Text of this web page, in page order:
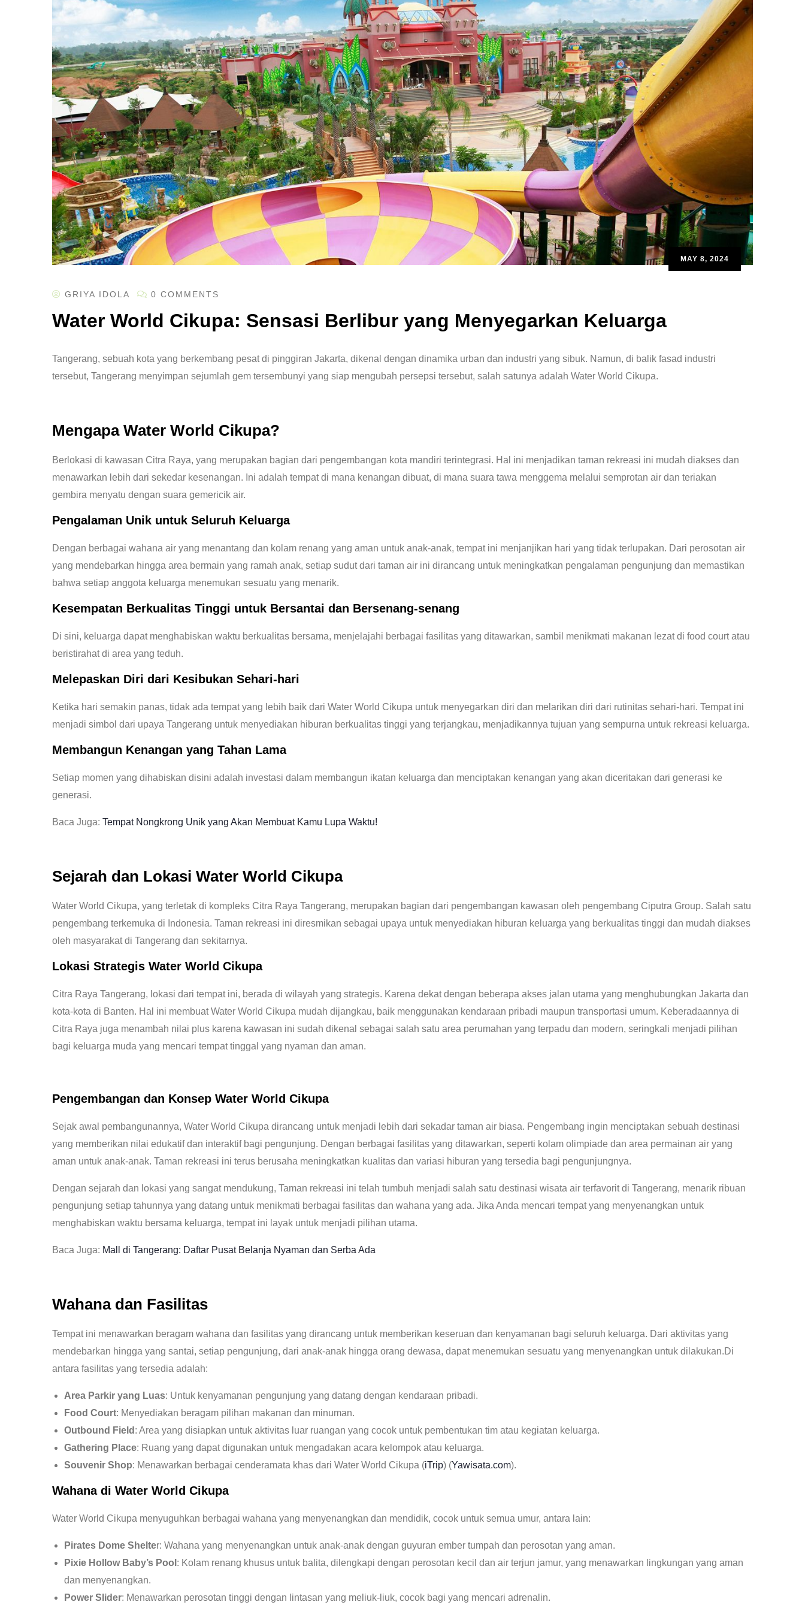
MAY 8, 2024
GRIYA IDOLA 0 COMMENTS
Water World Cikupa: Sensasi Berlibur yang Menyegarkan Keluarga
Tangerang, sebuah kota yang berkembang pesat di pinggiran Jakarta, dikenal dengan dinamika urban dan industri yang sibuk. Namun, di balik fasad industri
tersebut, Tangerang menyimpan sejumlah gem tersembunyi yang siap mengubah persepsi tersebut, salah satunya adalah Water World Cikupa.
Mengapa Water World Cikupa?
Berlokasi di kawasan Citra Raya, yang merupakan bagian dari pengembangan kota mandiri terintegrasi. Hal ini menjadikan taman rekreasi ini mudah diakses dan
menawarkan lebih dari sekedar kesenangan. Ini adalah tempat di mana kenangan dibuat, di mana suara tawa menggema melalui semprotan air dan teriakan
gembira menyatu dengan suara gemericik air.
Pengalaman Unik untuk Seluruh Keluarga
Dengan berbagai wahana air yang menantang dan kolam renang yang aman untuk anak-anak, tempat ini menjanjikan hari yang tidak terlupakan. Dari perosotan air
yang mendebarkan hingga area bermain yang ramah anak, setiap sudut dari taman air ini dirancang untuk meningkatkan pengalaman pengunjung dan memastikan
bahwa setiap anggota keluarga menemukan sesuatu yang menarik.
Kesempatan Berkualitas Tinggi untuk Bersantai dan Bersenang-senang
Di sini, keluarga dapat menghabiskan waktu berkualitas bersama, menjelajahi berbagai fasilitas yang ditawarkan, sambil menikmati makanan lezat di food court atau
beristirahat di area yang teduh.
Melepaskan Diri dari Kesibukan Sehari-hari
Ketika hari semakin panas, tidak ada tempat yang lebih baik dari Water World Cikupa untuk menyegarkan diri dan melarikan diri dari rutinitas sehari-hari. Tempat ini
menjadi simbol dari upaya Tangerang untuk menyediakan hiburan berkualitas tinggi yang terjangkau, menjadikannya tujuan yang sempurna untuk rekreasi keluarga.
Membangun Kenangan yang Tahan Lama
Setiap momen yang dihabiskan disini adalah investasi dalam membangun ikatan keluarga dan menciptakan kenangan yang akan diceritakan dari generasi ke
generasi.
Baca Juga: Tempat Nongkrong Unik yang Akan Membuat Kamu Lupa Waktu!
Sejarah dan Lokasi Water World Cikupa
Water World Cikupa, yang terletak di kompleks Citra Raya Tangerang, merupakan bagian dari pengembangan kawasan oleh pengembang Ciputra Group. Salah satu
pengembang terkemuka di Indonesia. Taman rekreasi ini diresmikan sebagai upaya untuk menyediakan hiburan keluarga yang berkualitas tinggi dan mudah diakses
oleh masyarakat di Tangerang dan sekitarnya.
Lokasi Strategis Water World Cikupa
Citra Raya Tangerang, lokasi dari tempat ini, berada di wilayah yang strategis. Karena dekat dengan beberapa akses jalan utama yang menghubungkan Jakarta dan
kota-kota di Banten. Hal ini membuat Water World Cikupa mudah dijangkau, baik menggunakan kendaraan pribadi maupun transportasi umum. Keberadaannya di
Citra Raya juga menambah nilai plus karena kawasan ini sudah dikenal sebagai salah satu area perumahan yang terpadu dan modern, seringkali menjadi pilihan
bagi keluarga muda yang mencari tempat tinggal yang nyaman dan aman.
Pengembangan dan Konsep Water World Cikupa
Sejak awal pembangunannya, Water World Cikupa dirancang untuk menjadi lebih dari sekadar taman air biasa. Pengembang ingin menciptakan sebuah destinasi
yang memberikan nilai edukatif dan interaktif bagi pengunjung. Dengan berbagai fasilitas yang ditawarkan, seperti kolam olimpiade dan area permainan air yang
aman untuk anak-anak. Taman rekreasi ini terus berusaha meningkatkan kualitas dan variasi hiburan yang tersedia bagi pengunjungnya.
Dengan sejarah dan lokasi yang sangat mendukung, Taman rekreasi ini telah tumbuh menjadi salah satu destinasi wisata air terfavorit di Tangerang, menarik ribuan
pengunjung setiap tahunnya yang datang untuk menikmati berbagai fasilitas dan wahana yang ada. Jika Anda mencari tempat yang menyenangkan untuk
menghabiskan waktu bersama keluarga, tempat ini layak untuk menjadi pilihan utama.
Baca Juga: Mall di Tangerang: Daftar Pusat Belanja Nyaman dan Serba Ada
Wahana dan Fasilitas
Tempat ini menawarkan beragam wahana dan fasilitas yang dirancang untuk memberikan keseruan dan kenyamanan bagi seluruh keluarga. Dari aktivitas yang
mendebarkan hingga yang santai, setiap pengunjung, dari anak-anak hingga orang dewasa, dapat menemukan sesuatu yang menyenangkan untuk dilakukan.Di
antara fasilitas yang tersedia adalah:
Area Parkir yang Luas: Untuk kenyamanan pengunjung yang datang dengan kendaraan pribadi.
Food Court: Menyediakan beragam pilihan makanan dan minuman.
Outbound Field : Area yang disiapkan untuk aktivitas luar ruangan yang cocok untuk pembentukan tim atau kegiatan keluarga.
Gathering Place: Ruang yang dapat digunakan untuk mengadakan acara kelompok atau keluarga.
Souvenir Shop: Menawarkan berbagai cenderamata khas dari Water World Cikupa​ (iTrip)​​ (Yawisata.com)​.
Wahana di Water World Cikupa
Water World Cikupa menyuguhkan berbagai wahana yang menyenangkan dan mendidik, cocok untuk semua umur, antara lain:
Pirates Dome Shelter: Wahana yang menyenangkan untuk anak-anak dengan guyuran ember tumpah dan perosotan yang aman.
Pixie Hollow Baby’s Pool : Kolam renang khusus untuk balita, dilengkapi dengan perosotan kecil dan air terjun jamur, yang menawarkan lingkungan yang aman
dan menyenangkan.
Power Slider: Menawarkan perosotan tinggi dengan lintasan yang meliuk-liuk, cocok bagi yang mencari adrenalin.